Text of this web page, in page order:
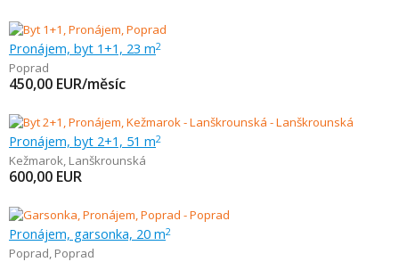
Pronájem, byt 1+1, 23 m2
Poprad
450,00 EUR/měsíc
Pronájem, byt 2+1, 51 m2
Kežmarok, Lanškrounská
600,00 EUR
Pronájem, garsonka, 20 m2
Poprad, Poprad